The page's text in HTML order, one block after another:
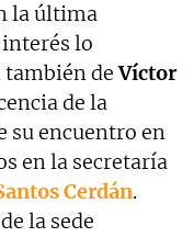
la última
lo
también deVíctor
de la
su encuentro en
en la secretaría
Cerdán.
la sede